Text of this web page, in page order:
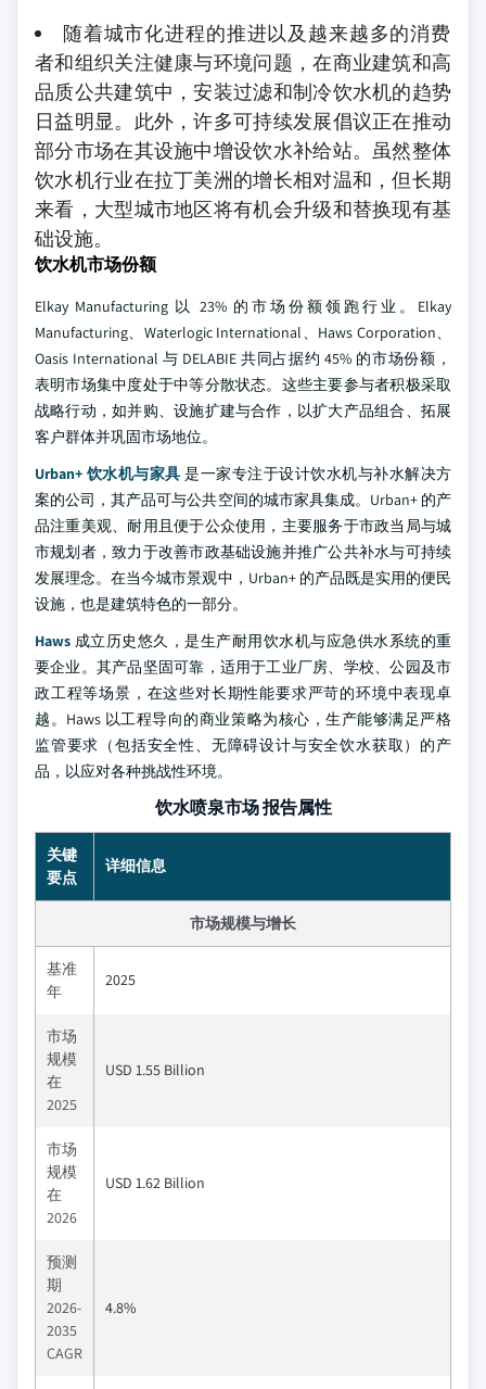
随着城市化进程的推进以及越来越多的消费
者和组织关注健康与环境问题，在商业建筑和高
品质公共建筑中，安装过滤和制冷饮水机的趋势
日益明显。此外，许多可持续发展倡议正在推动
部分市场在其设施中增设饮水补给站。虽然整体
饮水机行业在拉丁美洲的增长相对温和，但长期
来看，大型城市地区将有机会升级和替换现有基
础设施。
饮水机市场份额
Elkay Manufacturing 以 23% 的市场份额领跑行业。Elkay
Manufacturing、Waterlogic International、Haws Corporation、
Oasis International 与 DELABIE 共同占据约 45% 的市场份额，
表明市场集中度处于中等分散状态。这些主要参与者积极采取
战略行动，如并购、设施扩建与合作，以扩大产品组合、拓展
客户群体并巩固市场地位。
Urban+ 饮水机与家具 是一家专注于设计饮水机与补水解决方
案的公司，其产品可与公共空间的城市家具集成。Urban+ 的产
品注重美观、耐用且便于公众使用，主要服务于市政当局与城
市规划者，致力于改善市政基础设施并推广公共补水与可持续
发展理念。在当今城市景观中，Urban+ 的产品既是实用的便民
设施，也是建筑特色的一部分。
Haws 成立历史悠久，是生产耐用饮水机与应急供水系统的重
要企业。其产品坚固可靠，适用于工业厂房、学校、公园及市
政工程等场景，在这些对长期性能要求严苛的环境中表现卓
越。Haws 以工程导向的商业策略为核心，生产能够满足严格
监管要求（包括安全性、无障碍设计与安全饮水获取）的产
品，以应对各种挑战性环境。
饮水喷泉市场 报告属性
关键
要点
详细信息
市场规模与增长
基准
年
2025
市场
规模
在
2025
USD 1.55 Billion
市场
规模
在
2026
USD 1.62 Billion
预测
期
2026-
2035
CAGR
4.8%